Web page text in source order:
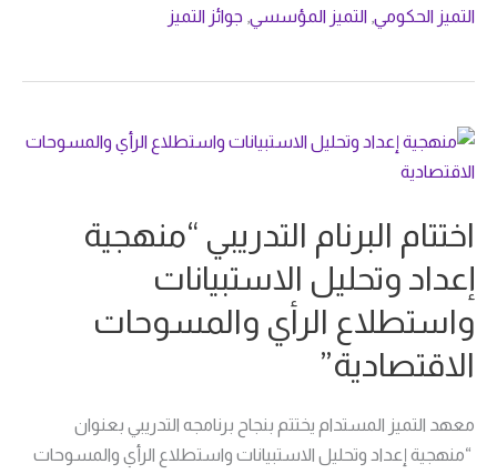
التميز الحكومي, التميز المؤسسي, جوائز التميز
اختتام البرنام التدريبي “منهجية
إعداد وتحليل الاستبيانات
واستطلاع الرأي والمسوحات
الاقتصادية”
معهد التميز المستدام يختتم بنجاح برنامجه التدريبي بعنوان
“منهجية إعداد وتحليل الاستبيانات واستطلاع الرأي والمسوحات
اختتام
البرنام
“منهجية
وتحليل
الاستبيانات
واستطلاع
الرأي
الاقتصادية”